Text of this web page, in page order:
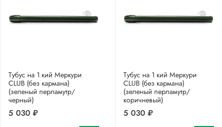
Тубус на 1 кий Меркури
CLUB (без кармана)
(зеленый перламутр/
черный)
5 030 ₽
Тубус на 1 кий Меркури
CLUB (без кармана)
(зеленый перламутр/
коричневый)
5 030 ₽